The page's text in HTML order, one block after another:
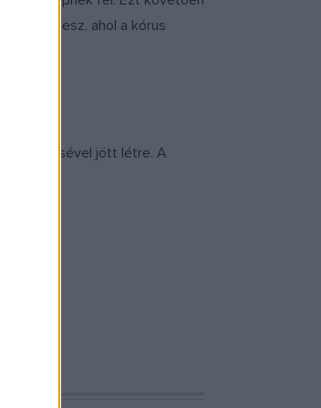
lesz, ahol a kórus
jött létre. A